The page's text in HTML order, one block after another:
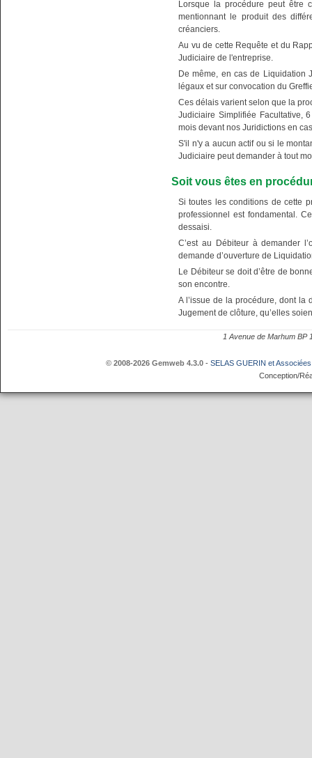
Lorsque la procédure peut être
mentionnant le produit des
créanciers.
Au vu de cette Requête et du
Judiciaire de l'entreprise.
De même, en cas de Liquidation
légaux et sur convocation du
Ces délais varient selon que la
Judiciaire Simplifiée Facultative,
mois devant nos Juridictions en
S'il n'y a aucun actif ou si le
Judiciaire peut demander à tout
Soit vous êtes en
Si toutes les conditions de cette
professionnel est fondamental.
dessaisi.
C’est au Débiteur à demander
demande d’ouverture de
Le Débiteur se doit d’être de
son encontre.
A l’issue de la procédure, dont
Jugement de clôture, qu’elles
1 Avenue de Marhum BP
© 2008-2026 Gemweb 4.3.0 - SELAS GUERIN et Associées
Conception/